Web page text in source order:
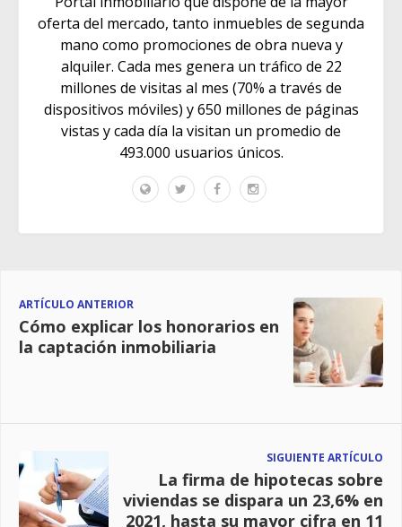
oferta del mercado, tanto inmuebles de segunda
mano como promociones de obra nueva y
alquiler. Cada mes genera un tráfico de 22
millones de visitas al mes (70% a través de
dispositivos móviles) y 650 millones de páginas
vistas y cada día la visitan un promedio de
493.000 usuarios únicos.
ARTÍCULO ANTERIOR
Cómo explicar los honorarios en
la captación inmobiliaria
SIGUIENTE ARTÍCULO
La firma de hipotecas sobre
viviendas se dispara un 23,6% en
2021, hasta su mayor cifra en 11